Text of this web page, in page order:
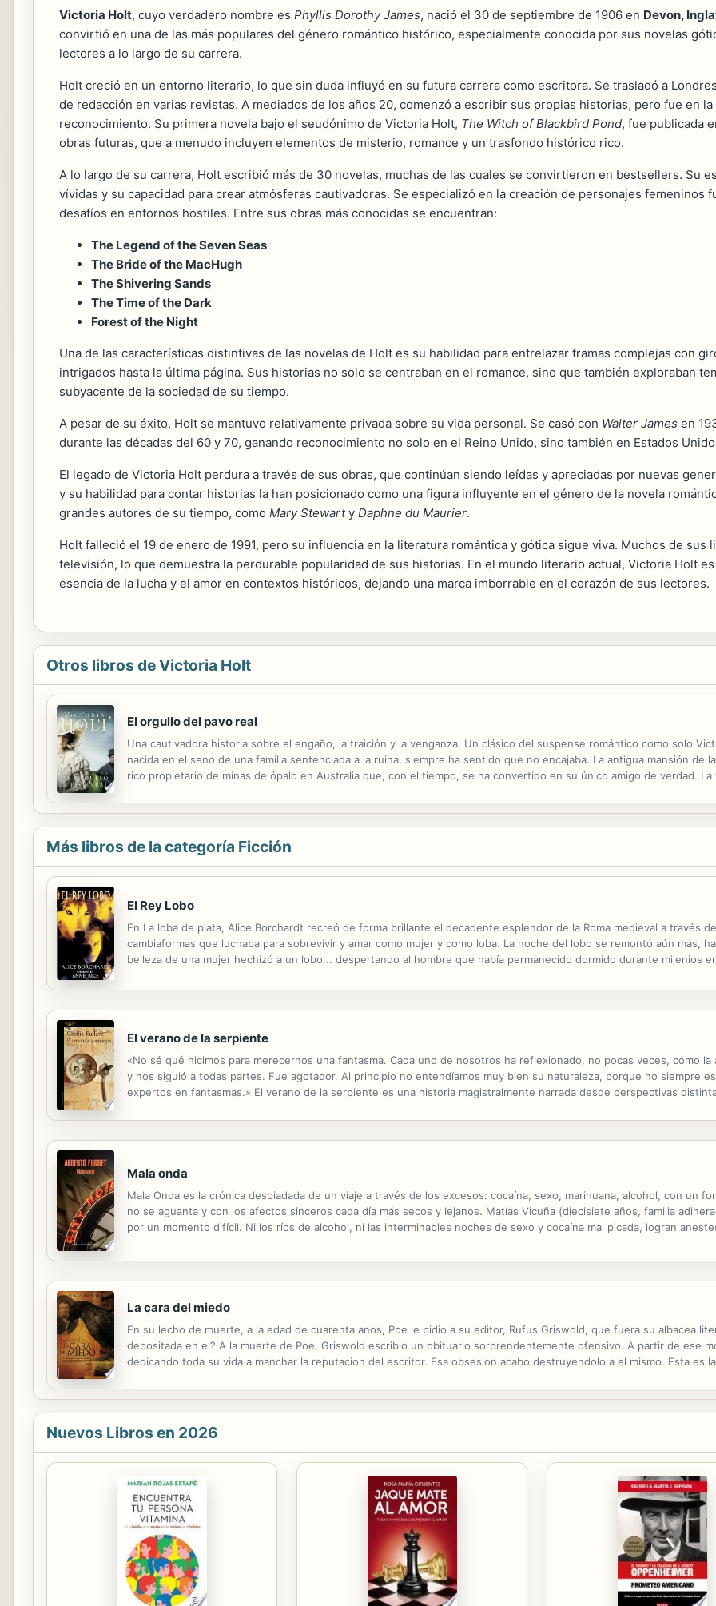
Victoria Holt, cuyo verdadero nombre es Phyllis Dorothy James, nació el 30 de septiembre de 1906 en Devon,
convirtió en una de las más populares del género romántico histórico, especialmente conocida por sus novelas
lectores a lo largo de su carrera.
Holt creció en un entorno literario, lo que sin duda influyó en su futura carrera como escritora. Se trasladó a
de redacción en varias revistas. A mediados de los años 20, comenzó a escribir sus propias historias, pero fue en
reconocimiento. Su primera novela bajo el seudónimo de Victoria Holt, The Witch of Blackbird Pond, fue publicada
obras futuras, que a menudo incluyen elementos de misterio, romance y un trasfondo histórico rico.
A lo largo de su carrera, Holt escribió más de 30 novelas, muchas de las cuales se convirtieron en bestsellers. Su
vívidas y su capacidad para crear atmósferas cautivadoras. Se especializó en la creación de personajes femeninos
desafíos en entornos hostiles. Entre sus obras más conocidas se encuentran:
The Legend of the Seven Seas
The Bride of the MacHugh
The Shivering Sands
The Time of the Dark
Forest of the Night
Una de las características distintivas de las novelas de Holt es su habilidad para entrelazar tramas complejas con
intrigados hasta la última página. Sus historias no solo se centraban en el romance, sino que también exploraban
subyacente de la sociedad de su tiempo.
A pesar de su éxito, Holt se mantuvo relativamente privada sobre su vida personal. Se casó con Walter James en
durante las décadas del 60 y 70, ganando reconocimiento no solo en el Reino Unido, sino también en Estados
El legado de Victoria Holt perdura a través de sus obras, que continúan siendo leídas y apreciadas por nuevas
y su habilidad para contar historias la han posicionado como una figura influyente en el género de la novela
grandes autores de su tiempo, como Mary Stewarty Daphne du Maurier.
Holt falleció el 19 de enero de 1991, pero su influencia en la literatura romántica y gótica sigue viva. Muchos de
televisión, lo que demuestra la perdurable popularidad de sus historias. En el mundo literario actual, Victoria Holt
esencia de la lucha y el amor en contextos históricos, dejando una marca imborrable en el corazón de sus lectores.
Otros libros de Victoria Holt
El orgullo del pavo real
Una cautivadora historia sobre el engaño, la traición y la venganza. Un clásico del suspense romántico como solo
nacida en el seno de una familia sentenciada a la ruina, siempre ha sentido que no encajaba. La antigua mansión de
rico propietario de minas de ópalo en Australia que, con el tiempo, se ha convertido en su único amigo de verdad. La
Más libros de la categoría Ficción
El Rey Lobo
En La loba de plata, Alice Borchardt recreó de forma brillante el decadente esplendor de la Roma medieval a través
cambiaformas que luchaba para sobrevivir y amar como mujer y como loba. La noche del lobo se remontó aún más,
belleza de una mujer hechizó a un lobo... despertando al hombre que había permanecido dormido durante milenios
El verano de la serpiente
«No sé qué hicimos para merecernos una fantasma. Cada uno de nosotros ha reflexionado, no pocas veces, cómo
y nos siguió a todas partes. Fue agotador. Al principio no entendíamos muy bien su naturaleza, porque no siempre
expertos en fantasmas.» El verano de la serpiente es una historia magistralmente narrada desde perspectivas
Mala onda
Mala Onda es la crónica despiadada de un viaje a través de los excesos: cocaína, sexo, marihuana, alcohol, con un
no se aguanta y con los afectos sinceros cada día más secos y lejanos. Matías Vicuña (diecisiete años, familia
por un momento difícil. Ni los ríos de alcohol, ni las interminables noches de sexo y cocaína mal picada, logran
La cara del miedo
En su lecho de muerte, a la edad de cuarenta anos, Poe le pidio a su editor, Rufus Griswold, que fuera su albacea
depositada en el? A la muerte de Poe, Griswold escribio un obituario sorprendentemente ofensivo. A partir de ese
dedicando toda su vida a manchar la reputacion del escritor. Esa obsesion acabo destruyendolo a el mismo. Esta es
Nuevos Libros en 2026